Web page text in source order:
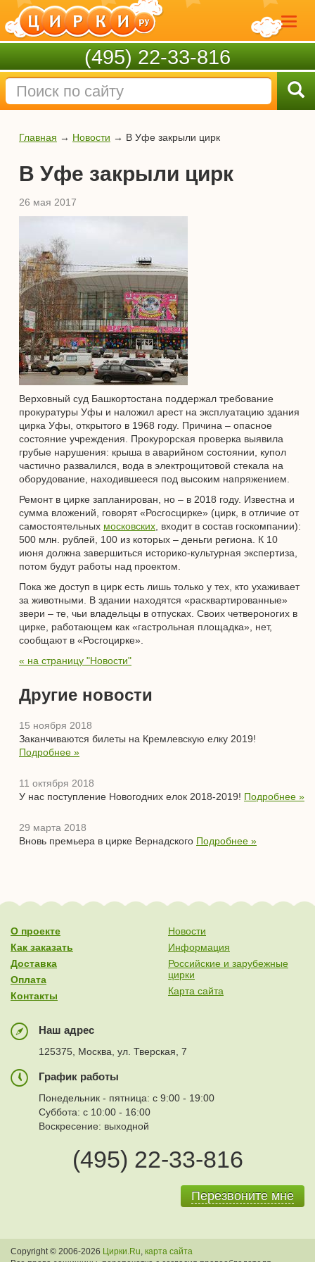
(495) 22-33-816
Главная → Новости → В Уфе закрыли цирк
В Уфе закрыли цирк
26 мая 2017
Верховный суд Башкортостана поддержал требование
прокуратуры Уфы и наложил арест на эксплуатацию здания
цирка Уфы, открытого в 1968 году. Причина – опасное
состояние учреждения. Прокурорская проверка выявила
грубые нарушения: крыша в аварийном состоянии, купол
частично развалился, вода в электрощитовой стекала на
оборудование, находившееся под высоким напряжением.
Ремонт в цирке запланирован, но – в 2018 году. Известна и
сумма вложений, говорят «Росгосцирке» (цирк, в отличие от
самостоятельных московских , входит в состав госкомпании):
500 млн. рублей, 100 из которых – деньги региона. К 10
июня должна завершиться историко-культурная экспертиза,
потом будут работы над проектом.
Пока же доступ в цирк есть лишь только у тех, кто ухаживает
за животными. В здании находятся «расквартированные»
звери – те, чьи владельцы в отпусках. Своих четвероногих в
цирке, работающем как «гастрольная площадка», нет,
сообщают в «Росгоцирке».
« на страницу "Новости"
Другие новости
15 ноября 2018
Заканчиваются билеты на Кремлевскую елку 2019!
Подробнее »
11 октября 2018
У нас поступление Новогодних елок 2018-2019! Подробнее »
29 марта 2018
Вновь премьера в цирке Вернадского Подробнее »
О проекте
Как заказать
Доставка
Оплата
Контакты
Новости
Информация
Российские и зарубежные
цирки
Карта сайта
Наш адрес
125375, Москва, ул. Тверская, 7
График работы
Понедельник - пятница: с 9:00 - 19:00
Суббота: с 10:00 - 16:00
Воскресение: выходной
(495) 22-33-816
Перезвоните мне
Copyright © 2006-2026 Цирки.Ru, карта сайта